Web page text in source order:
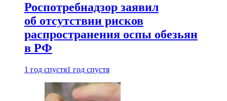
Роспотребнадзор заявил
об отсутствии рисков
распространения оспы обезьян
в РФ
1 год спустя1 год спустя